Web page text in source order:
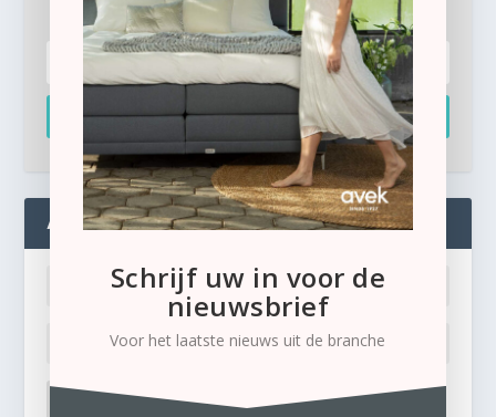
Inschrijven
ADMIN
Ik ben mijn wachtwoord kwijt
Schrijf uw in voor de
nieuwsbrief
Voor het laatste nieuws uit de branche